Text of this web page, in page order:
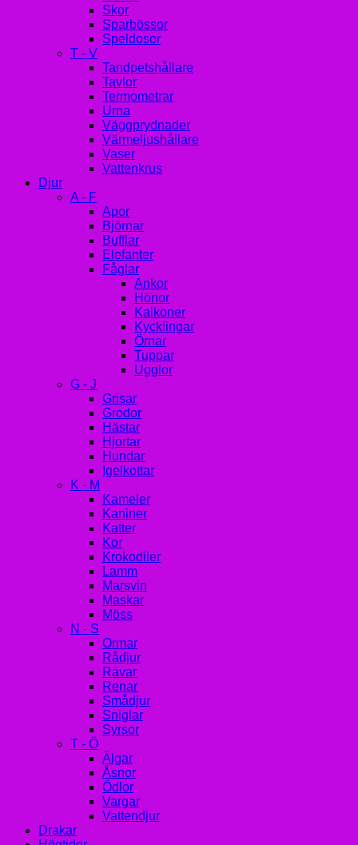
Skor
Sparbössor
Speldosor
T - V
Tandpetshållare
Tavlor
Termometrar
Urna
Väggprydnader
Värmeljushållare
Vaser
Vattenkrus
Djur
A - F
Apor
Björnar
Bufflar
Elefanter
Fåglar
Ankor
Hönor
Kalkoner
Kycklingar
Örnar
Tuppar
Ugglor
G - J
Grisar
Grodor
Hästar
Hjortar
Hundar
Igelkottar
K - M
Kameler
Kaniner
Katter
Kor
Krokodiler
Lamm
Marsvin
Maskar
Möss
N - S
Ormar
Rådjur
Rävar
Renar
Smådjur
Sniglar
Syrsor
T - Ö
Älgar
Åsnor
Ödlor
Vargar
Vattendjur
Drakar